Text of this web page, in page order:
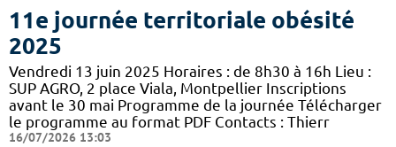
11e journée territoriale obésité
2025
Vendredi 13 juin 2025 Horaires : de 8h30 à 16h Lieu :
SUP AGRO, 2 place Viala, Montpellier Inscriptions
avant le 30 mai Programme de la journée Télécharger
le programme au format PDF Contacts : Thierr
16/07/2026 13:03